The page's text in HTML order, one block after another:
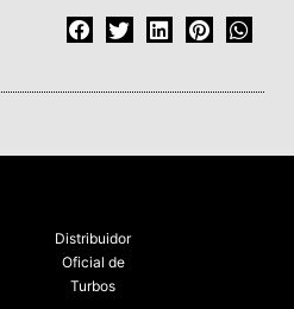
Distribuidor
Oficial de
Turbos